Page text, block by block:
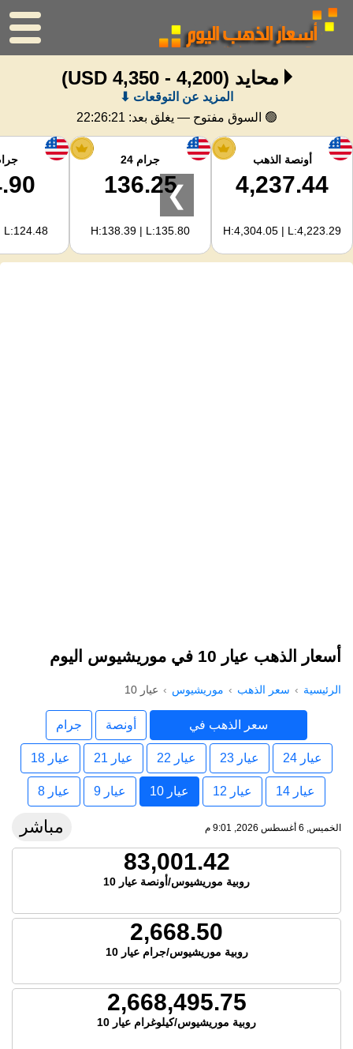
الرئيسية
سعر الذهب
اسعار الفضه
حاسبة الذهب
لمشرفي المواقع
محايد (4,200 - 4,350 USD)
المزيد عن التوقعات ⬇
🟢 السوق مفتوح — يغلق بعد: 22:26:21
أونصة الذهب
4,237.44
H:4,304.05 | L:4,223.29
جرام 24
136.25
H:138.39 | L:135.80
L:124.48
❯
أسعار الذهب عيار 10 في موريشيوس اليوم
الرئيسية سعر الذهب موريشيوس عيار 10
سعر الذهب في
موريشيوس
أونصة جرام
عيار 24 عيار 23 عيار 22 عيار 21 عيار 18
عيار 14 عيار 12 عيار 10 عيار 9 عيار 8
الخميس, 6 أغسطس 2026, 9:01 م مباشر
83,001.42
روبية موريشيوس/أونصة عيار 10
2,668.50
روبية موريشيوس/جرام عيار 10
2,668,495.75
روبية موريشيوس/كيلوغرام عيار 10